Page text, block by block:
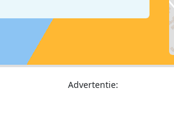
Advertentie: